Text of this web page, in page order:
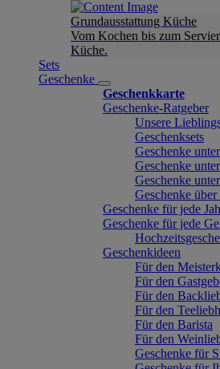
Grundausstattung Küche
Vom Kochen bis zum
Küche.
Sets
Geschenke
Geschenkkarte
Geschenke-Ratgeber
Unsere
Geschenksets
Geschenke
Geschenke
Geschenke
Geschenke
Geschenke für jede
Geschenke für jede
Geschenkideen
Für den
Für den
Für den
Für den
Für den Barista
Für den
Geschenke für